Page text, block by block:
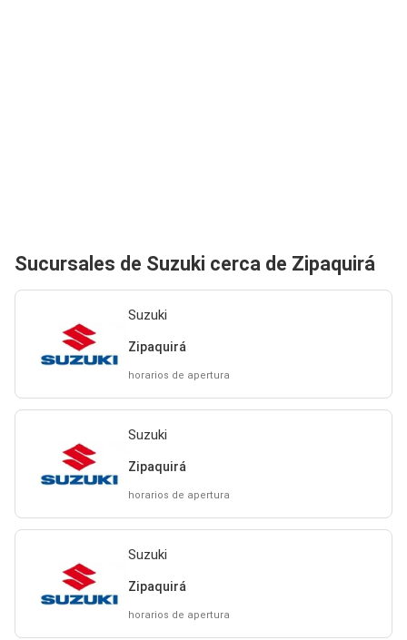
Sucursales de Suzuki cerca de Zipaquirá
Suzuki
Zipaquirá
horarios de apertura
Suzuki
Zipaquirá
horarios de apertura
Suzuki
Zipaquirá
horarios de apertura